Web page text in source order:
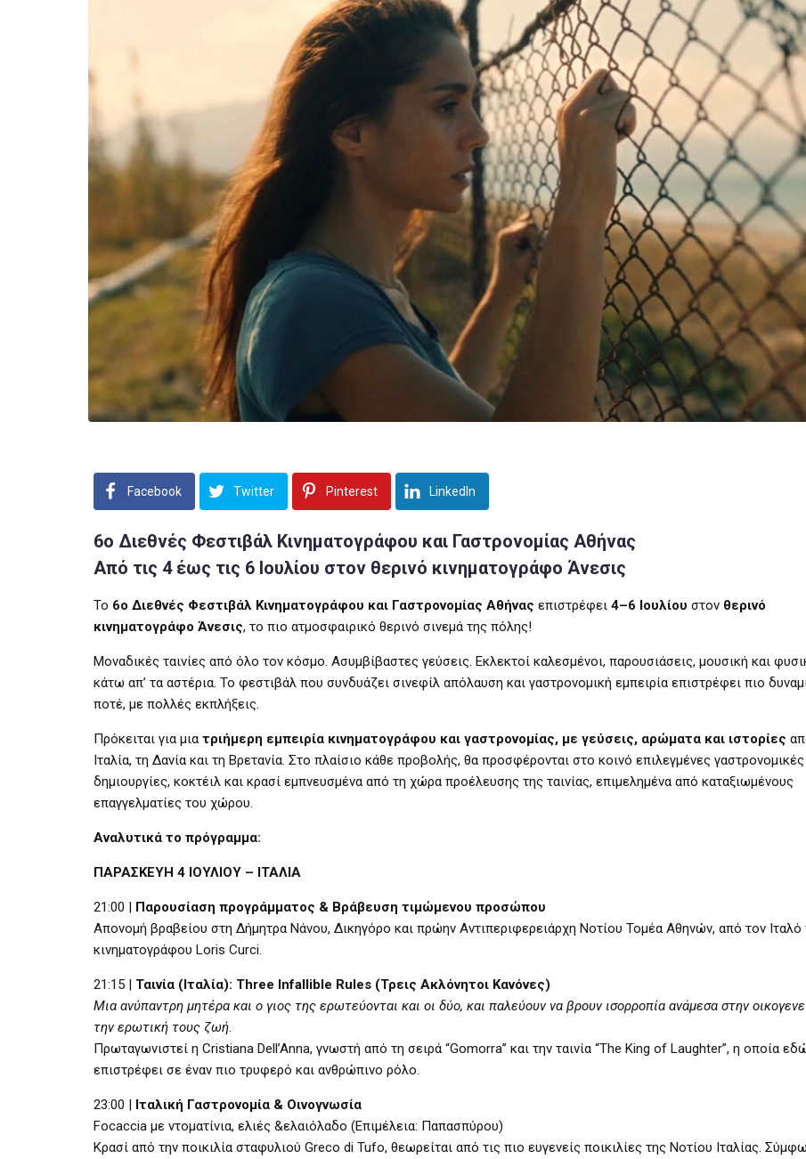
Facebook Twitter Pinterest LinkedIn
6ο Διεθνές Φεστιβάλ Κινηματογράφου και Γαστρονομίας Αθήνας
Από τις 4 έως τις 6 Ιουλίου στον θερινό κινηματογράφο Άνεσις
Το 6ο Διεθνές Φεστιβάλ Κινηματογράφου και Γαστρονομίας Αθήνας επιστρέφει 4–6 Ιουλίου στον θερινό
κινηματογράφο Άνεσις, το πιο ατμοσφαιρικό θερινό σινεμά της πόλης!
Μοναδικές ταινίες από όλο τον κόσμο. Ασυμβίβαστες γεύσεις. Εκλεκτοί καλεσμένοι, παρουσιάσεις, μουσική και
κάτω απ’ τα αστέρια. Το φεστιβάλ που συνδυάζει σινεφίλ απόλαυση και γαστρονομική εμπειρία επιστρέφει πιο
ποτέ, με πολλές εκπλήξεις.
Πρόκειται για μια τριήμερη εμπειρία κινηματογράφου και γαστρονομίας, με γεύσεις, αρώματα και ιστορίες
Ιταλία, τη Δανία και τη Βρετανία. Στο πλαίσιο κάθε προβολής, θα προσφέρονται στο κοινό επιλεγμένες γαστρονομικές
δημιουργίες, κοκτέιλ και κρασί εμπνευσμένα από τη χώρα προέλευσης της ταινίας, επιμελημένα από καταξιωμένους
επαγγελματίες του χώρου.
Αναλυτικά το πρόγραμμα:
ΠΑΡΑΣΚΕΥΗ 4 ΙΟΥΛΙΟΥ – ΙΤΑΛΙΑ
21:00 | Παρουσίαση προγράμματος & Βράβευση τιμώμενου προσώπου
Απονομή βραβείου στη Δήμητρα Νάνου, Δικηγόρο και πρώην Αντιπεριφερειάρχη Νοτίου Τομέα Αθηνών, από τον
κινηματογράφου Loris Curci.
21:15 | Ταινία (Ιταλία): Three Infallible Rules (Τρεις Ακλόνητοι Κανόνες)
Μια ανύπαντρη μητέρα και ο γιος της ερωτεύονται και οι δύο, και παλεύουν να βρουν ισορροπία ανάμεσα στην
την ερωτική τους ζωή.
Πρωταγωνιστεί η Cristiana Dell’Anna, γνωστή από τη σειρά “Gomorra” και την ταινία “The King of Laughter”, η οποία
επιστρέφει σε έναν πιο τρυφερό και ανθρώπινο ρόλο.
23:00 | Ιταλική Γαστρονομία & Οινογνωσία
Focaccia με ντοματίνια, ελιές &ελαιόλαδο (Επιμέλεια: Παπασπύρου)
Κρασί από την ποικιλία σταφυλιού Greco di Tufo, θεωρείται από τις πιο ευγενείς ποικιλίες της Νοτίου Ιταλίας.